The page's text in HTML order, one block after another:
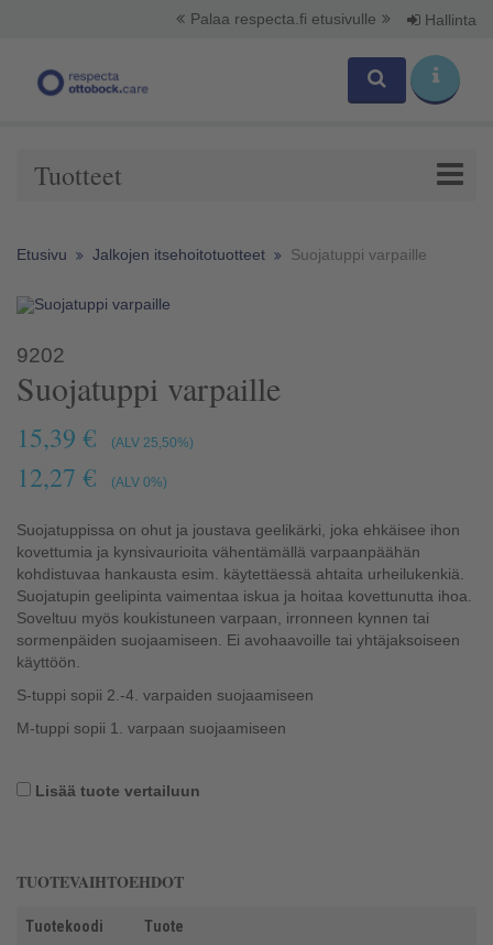
Palaa respecta.fi etusivulle Hallinta
Tuotteet
Etusivu Jalkojen itsehoitotuotteet Suojatuppi varpaille
9202
Suojatuppi varpaille
15,39 € (ALV 25,50%)
12,27 € (ALV 0%)
Suojatuppissa on ohut ja joustava geelikärki, joka ehkäisee ihon
kovettumia ja kynsivaurioita vähentämällä varpaanpäähän
kohdistuvaa hankausta esim. käytettäessä ahtaita urheilukenkiä.
Suojatupin geelipinta vaimentaa iskua ja hoitaa kovettunutta ihoa.
Soveltuu myös koukistuneen varpaan, irronneen kynnen tai
sormenpäiden suojaamiseen. Ei avohaavoille tai yhtäjaksoiseen
käyttöön.
S-tuppi sopii 2.-4. varpaiden suojaamiseen
M-tuppi sopii 1. varpaan suojaamiseen
Lisää tuote vertailuun
TUOTEVAIHTOEHDOT
Tuotekoodi Tuote